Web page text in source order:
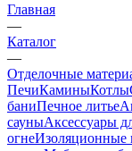
Главная
—
Каталог
—
Отделочные
ПечиКаминыКотлы
баниПечное литье
сауныАксессуары
огнеИзоляционные